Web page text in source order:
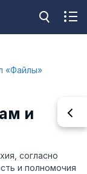
«Файлы»
и
согласно
и полномочия